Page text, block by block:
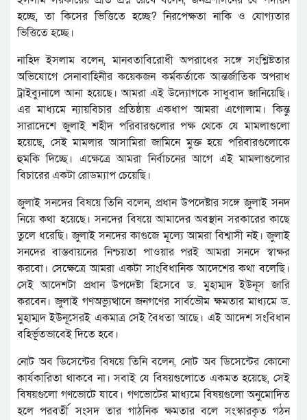
হচ্ছে, তা কিসের ভিত্তিতে হচ্ছে? নিরপেক্ষতা নাকি ও যোগ্যতার
ভিত্তিতে হচ্ছে।
নাহিদ ইসলাম বলেন, মানবতাবিরোধী অপরাধের সঙ্গে সংশ্লিষ্টতার
অভিযোগে সেনাবাহিনীর কয়েকজন কর্মকর্তাকে আন্তর্জাতিক অপরাধ
ট্রাইব্যুনালে আনা হয়েছে। আমরা এই উদ্যোগকে সাধুবাদ জানিয়েছি।
এর মাধ্যমে ন্যায়বিচার প্রতিষ্ঠায় একধাপ আমরা এগোলাম। কিন্তু
সারাদেশে জুলাই শহীদ পরিবারগুলোর পক্ষ থেকে যে মামলাগুলো
হয়েছে, সেই মামলার আসামিরা জামিনে মুক্ত হয়ে পরিবারগুলোকে
হুমকি দিচ্ছে। এক্ষেত্রে আমরা নির্বাচনের আগে এই মামলাগুলোর
বিচারের একটা রোডম্যাপ চেয়েছি।
জুলাই সনদের বিষয়ে তিনি বলেন, প্রধান উপদেষ্টার সঙ্গে জুলাই সনদ
নিয়ে কথা হয়েছে। সনদের বিষয়ে আমাদের অবস্থান সরকারের কাছে
তুলে ধরেছি। জুলাই সনদের কাগুজে মূল্যে আমরা বিশ্বাসী নই। জুলাই
সনদের বাস্তবায়নের নিশ্চয়তা পাওয়ার পরই আমরা সনদে স্বাক্ষর
করবো। সেক্ষেত্রে আমরা একটা সাংবিধানিক আদেশের কথা বলেছি।
সেই আদেশটা প্রধান উপদেষ্টা হিসেবে ড. মুহাম্মদ ইউনূস জারি
করবেন। জুলাই গণঅভ্যুত্থানে জনগণের সার্বভৌম ক্ষমতার মাধ্যমে ড.
মুহাম্মদ ইউনূসেরই একমাত্র সেই বৈধতা আছে। এই আদেশ সংবিধান
বহির্ভূতভাবেই দিতে হবে।
নোট অব ডিসেন্টের বিষয়ে তিনি বলেন, নোট অব ডিসেন্টের কোনো
কার্যকারিতা থাকবে না। সবাই যে বিষয়গুলোতে একমত হয়েছে, সেই
বিষয়গুলো গণভোটে যাবে। গণভোটের মাধ্যমে বিষয়গুলো অনুমোদিত
হলে পরবর্তী সংসদ তার গাঠনিক ক্ষমতার বলে সংস্কারকৃত গঠন